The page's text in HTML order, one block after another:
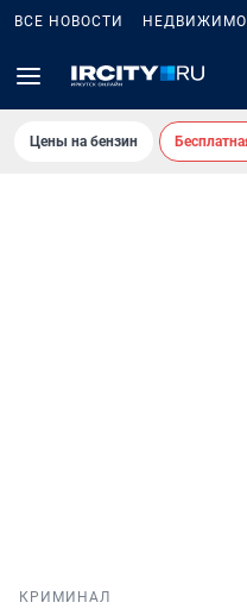
ВСЕ НОВОСТИ
Цены на бензин
КРИМИНАЛ